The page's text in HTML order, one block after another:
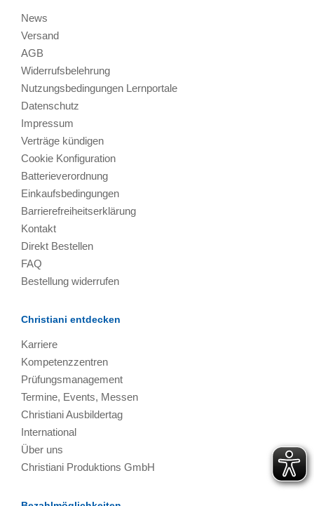
News
Versand
AGB
Widerrufsbelehrung
Nutzungsbedingungen Lernportale
Datenschutz
Impressum
Verträge kündigen
Cookie Konfiguration
Batterieverordnung
Einkaufsbedingungen
Barrierefreiheitserklärung
Kontakt
Direkt Bestellen
FAQ
Bestellung widerrufen
Christiani entdecken
Karriere
Kompetenzzentren
Prüfungsmanagement
Termine, Events, Messen
Christiani Ausbildertag
International
Über uns
Christiani Produktions GmbH